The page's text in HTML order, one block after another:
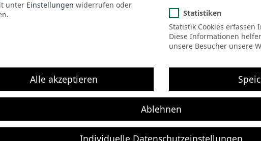
Anti-Roboter-Verifizierung
Hier klicken
unter Einstellungen widerrufen oder
Statistiken
Statistik Cookies erfassen
Diese Informationen
unsere Besucher unsere
Alle akzeptieren
Ablehnen
Individuelle Datenschutzeinstellungen